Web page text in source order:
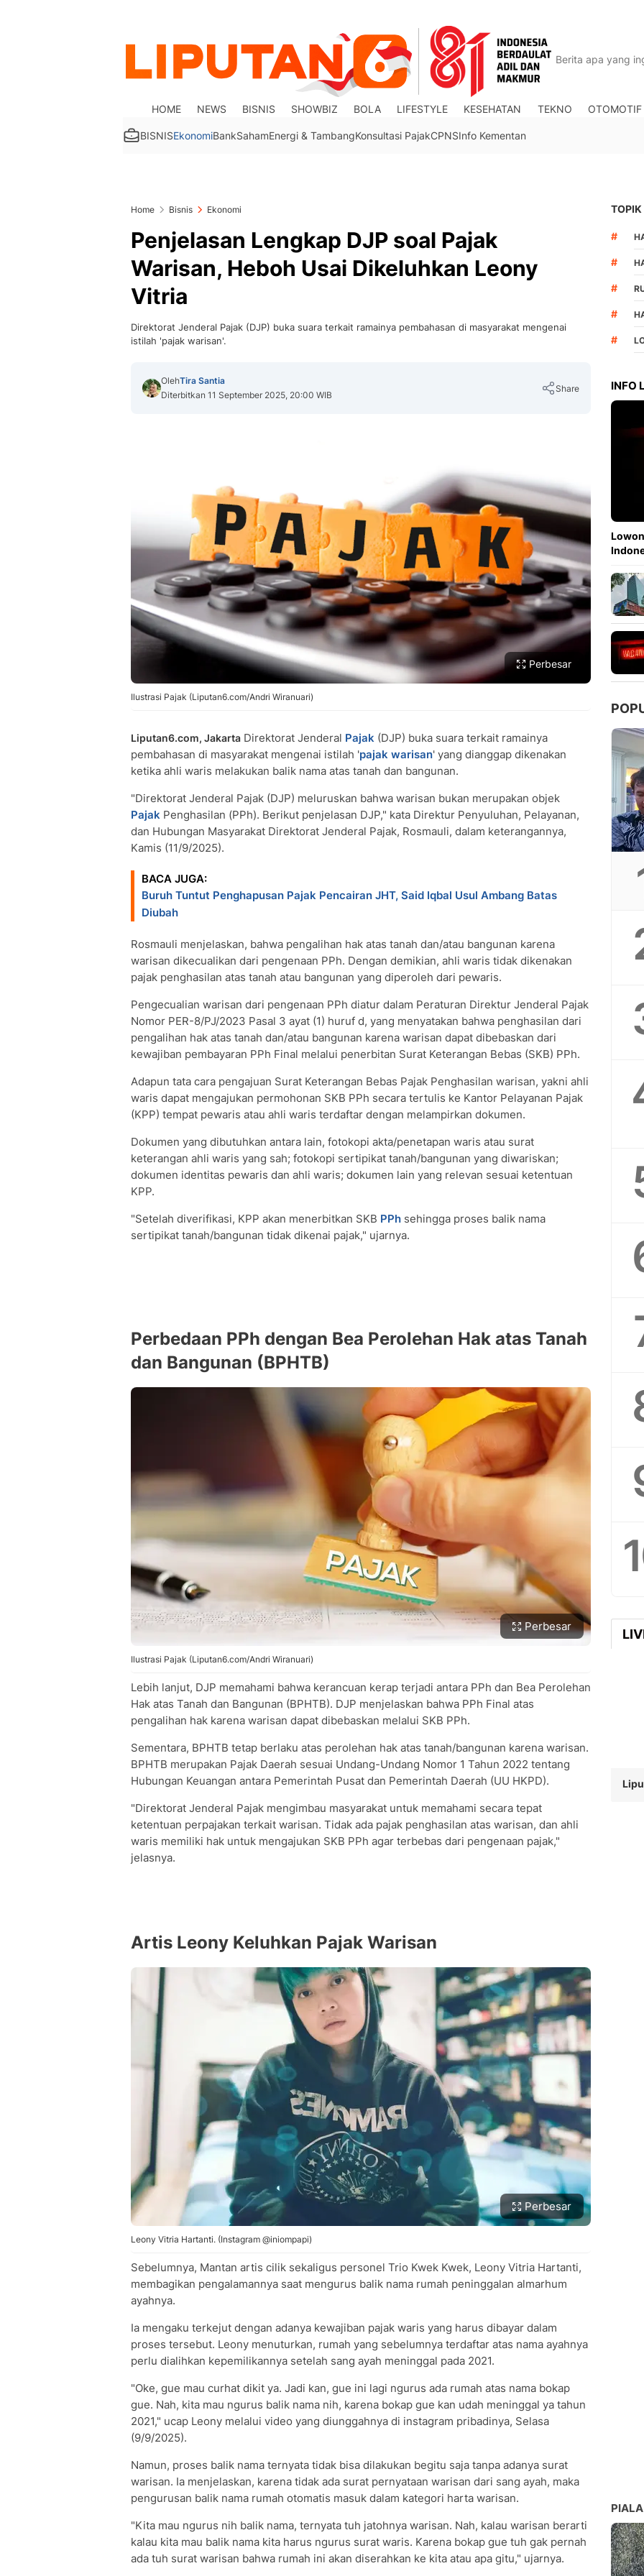
HOME NEWS BISNIS SHOWBIZ BOLA LIFESTYLE KESEHATAN TEKNO OTOMOTIF
BISNISEkonomiBankSahamEnergi & TambangKonsultasi PajakCPNSInfo Kementan
Home Bisnis Ekonomi
Penjelasan Lengkap DJP soal Pajak
Warisan, Heboh Usai Dikeluhkan Leony
Vitria
Direktorat Jenderal Pajak (DJP) buka suara terkait ramainya pembahasan di masyarakat mengenai
istilah 'pajak warisan'.
OlehTira Santia
Diterbitkan 11 September 2025, 20:00 WIB
Share
Perbesar
Ilustrasi Pajak (Liputan6.com/Andri Wiranuari)
Liputan6.com, Jakarta Direktorat Jenderal Pajak (DJP) buka suara terkait ramainya
pembahasan di masyarakat mengenai istilah 'pajak warisan' yang dianggap dikenakan
ketika ahli waris melakukan balik nama atas tanah dan bangunan.
"Direktorat Jenderal Pajak (DJP) meluruskan bahwa warisan bukan merupakan objek
Pajak Penghasilan (PPh). Berikut penjelasan DJP," kata Direktur Penyuluhan, Pelayanan,
dan Hubungan Masyarakat Direktorat Jenderal Pajak, Rosmauli, dalam keterangannya,
Kamis (11/9/2025).
BACA JUGA:
Buruh Tuntut Penghapusan Pajak Pencairan JHT, Said Iqbal Usul Ambang Batas
Diubah
Rosmauli menjelaskan, bahwa pengalihan hak atas tanah dan/atau bangunan karena
warisan dikecualikan dari pengenaan PPh. Dengan demikian, ahli waris tidak dikenakan
pajak penghasilan atas tanah atau bangunan yang diperoleh dari pewaris.
Pengecualian warisan dari pengenaan PPh diatur dalam Peraturan Direktur Jenderal Pajak
Nomor PER-8/PJ/2023 Pasal 3 ayat (1) huruf d, yang menyatakan bahwa penghasilan dari
pengalihan hak atas tanah dan/atau bangunan karena warisan dapat dibebaskan dari
kewajiban pembayaran PPh Final melalui penerbitan Surat Keterangan Bebas (SKB) PPh.
Adapun tata cara pengajuan Surat Keterangan Bebas Pajak Penghasilan warisan, yakni ahli
waris dapat mengajukan permohonan SKB PPh secara tertulis ke Kantor Pelayanan Pajak
(KPP) tempat pewaris atau ahli waris terdaftar dengan melampirkan dokumen.
Dokumen yang dibutuhkan antara lain, fotokopi akta/penetapan waris atau surat
keterangan ahli waris yang sah; fotokopi sertipikat tanah/bangunan yang diwariskan;
dokumen identitas pewaris dan ahli waris; dokumen lain yang relevan sesuai ketentuan
KPP.
"Setelah diverifikasi, KPP akan menerbitkan SKB PPh sehingga proses balik nama
sertipikat tanah/bangunan tidak dikenai pajak," ujarnya.
Perbedaan PPh dengan Bea Perolehan Hak atas Tanah
dan Bangunan (BPHTB)
Perbesar
Ilustrasi Pajak (Liputan6.com/Andri Wiranuari)
Lebih lanjut, DJP memahami bahwa kerancuan kerap terjadi antara PPh dan Bea Perolehan
Hak atas Tanah dan Bangunan (BPHTB). DJP menjelaskan bahwa PPh Final atas
pengalihan hak karena warisan dapat dibebaskan melalui SKB PPh.
Sementara, BPHTB tetap berlaku atas perolehan hak atas tanah/bangunan karena warisan.
BPHTB merupakan Pajak Daerah sesuai Undang-Undang Nomor 1 Tahun 2022 tentang
Hubungan Keuangan antara Pemerintah Pusat dan Pemerintah Daerah (UU HKPD).
"Direktorat Jenderal Pajak mengimbau masyarakat untuk memahami secara tepat
ketentuan perpajakan terkait warisan. Tidak ada pajak penghasilan atas warisan, dan ahli
waris memiliki hak untuk mengajukan SKB PPh agar terbebas dari pengenaan pajak,"
jelasnya.
Artis Leony Keluhkan Pajak Warisan
Perbesar
Leony Vitria Hartanti. (Instagram @iniompapi)
Sebelumnya, Mantan artis cilik sekaligus personel Trio Kwek Kwek, Leony Vitria Hartanti,
membagikan pengalamannya saat mengurus balik nama rumah peninggalan almarhum
ayahnya.
Ia mengaku terkejut dengan adanya kewajiban pajak waris yang harus dibayar dalam
proses tersebut. Leony menuturkan, rumah yang sebelumnya terdaftar atas nama ayahnya
perlu dialihkan kepemilikannya setelah sang ayah meninggal pada 2021.
"Oke, gue mau curhat dikit ya. Jadi kan, gue ini lagi ngurus ada rumah atas nama bokap
gue. Nah, kita mau ngurus balik nama nih, karena bokap gue kan udah meninggal ya tahun
2021," ucap Leony melalui video yang diunggahnya di instagram pribadinya, Selasa
(9/9/2025).
Namun, proses balik nama ternyata tidak bisa dilakukan begitu saja tanpa adanya surat
warisan. Ia menjelaskan, karena tidak ada surat pernyataan warisan dari sang ayah, maka
pengurusan balik nama rumah otomatis masuk dalam kategori harta warisan.
"Kita mau ngurus nih balik nama, ternyata tuh jatohnya warisan. Nah, kalau warisan berarti
kalau kita mau balik nama kita harus ngurus surat waris. Karena bokap gue tuh gak pernah
ada tuh surat warisan bahwa rumah ini akan diserahkan ke kita atau apa gitu," ujarnya.
TOPIK
#
#
#
#
#
INFO